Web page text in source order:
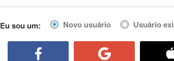
Abstract Window Toolkit (AWT)
Eu sou um: Novo usuário Usuário